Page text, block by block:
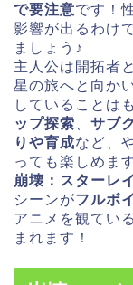
で要注意です！
影響が出るわけ
ましょう♪
主人公は開拓者
星の旅へと向か
していることは
ップ探索
サブ
りや育成など、
っても楽しめま
崩壊：スターレ
シーンがフルボ
アニメを観てい
まれます！